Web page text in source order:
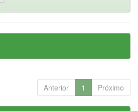
Anterior 1 Próximo